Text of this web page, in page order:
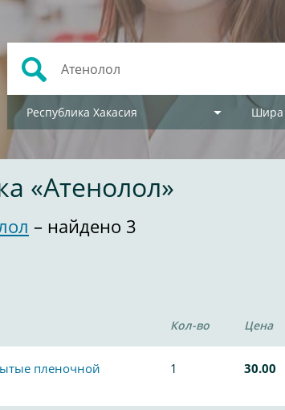
Республика Хакасия Шира
«Атенолол»
– найдено 3
Кол-во Цена
пленочной
1 30.00